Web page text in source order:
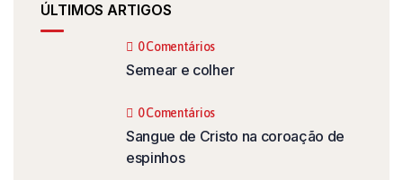
ÚLTIMOS ARTIGOS
0 Comentários
Semear e colher
0 Comentários
Sangue de Cristo na coroação de
espinhos